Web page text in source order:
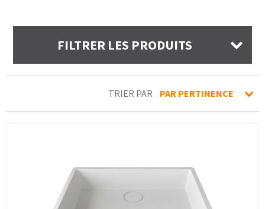
TRIER PAR PAR PERTINENCE
FILTRER LES PRODUITS